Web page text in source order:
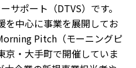
サポート（DTVS）です。
を中心に事業を展開してお
Pitch（モーニングピ
京・大手町で開催していま